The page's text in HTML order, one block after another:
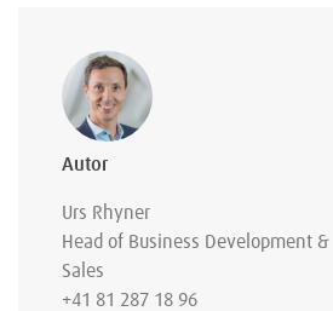
Autor
Urs Rhyner
Head of Business Development &
Sales
+41 81 287 18 96